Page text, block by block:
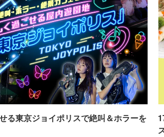
る東京ジョイポリスで絶叫＆ホラーを